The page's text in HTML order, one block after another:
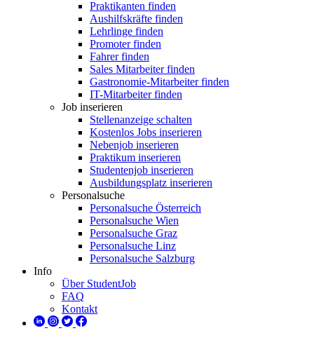
Praktikanten finden
Aushilfskräfte finden
Lehrlinge finden
Promoter finden
Fahrer finden
Sales Mitarbeiter finden
Gastronomie-Mitarbeiter finden
IT-Mitarbeiter finden
Job inserieren
Stellenanzeige schalten
Kostenlos Jobs inserieren
Nebenjob inserieren
Praktikum inserieren
Studentenjob inserieren
Ausbildungsplatz inserieren
Personalsuche
Personalsuche Österreich
Personalsuche Wien
Personalsuche Graz
Personalsuche Linz
Personalsuche Salzburg
Info
Über StudentJob
FAQ
Kontakt